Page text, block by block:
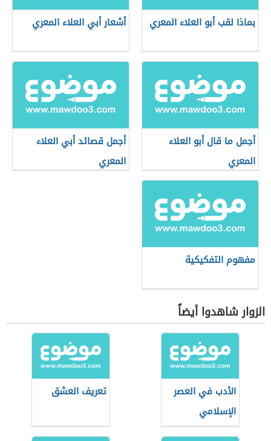
بماذا لقب أبو العلاء المعري أشعار أبي العلاء المعري
أجمل ما قال أبو العلاء
المعري
أجمل قصائد أبي العلاء
المعري
مفهوم التفكيكية
الزوار شاهدوا أيضاً
الأدب في العصر
الإسلامي
تعريف العشق